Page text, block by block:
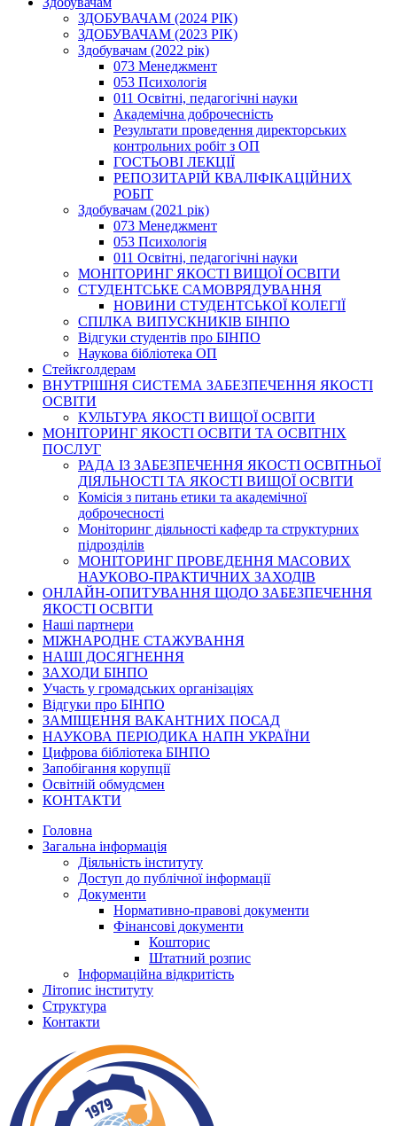
ЗДОБУВАЧАМ (2024 РІК)
ЗДОБУВАЧАМ (2023 РІК)
Здобувачам (2022 рік)
073 Менеджмент
053 Психологія
011 Освітні, педагогічні науки
Академічна доброчесність
Результати проведення директорських
контрольних робіт з ОП
ГОСТЬОВІ ЛЕКЦІЇ
РЕПОЗИТАРІЙ КВАЛІФІКАЦІЙНИХ
РОБІТ
Здобувачам (2021 рік)
073 Менеджмент
053 Психологія
011 Освітні, педагогічні науки
МОНІТОРИНГ ЯКОСТІ ВИЩОЇ ОСВІТИ
СТУДЕНТСЬКЕ САМОВРЯДУВАННЯ
НОВИНИ СТУДЕНТСЬКОЇ КОЛЕГІЇ
СПІЛКА ВИПУСКНИКІВ БІНПО
Відгуки студентів про БІНПО
Наукова бібліотека ОП
Стейкголдерам
ВНУТРІШНЯ СИСТЕМА ЗАБЕЗПЕЧЕННЯ ЯКОСТІ
ОСВІТИ
КУЛЬТУРА ЯКОСТІ ВИЩОЇ ОСВІТИ
МОНІТОРИНГ ЯКОСТІ ОСВІТИ ТА ОСВІТНІХ
ПОСЛУГ
РАДА ІЗ ЗАБЕЗПЕЧЕННЯ ЯКОСТІ ОСВІТНЬОЇ
ДІЯЛЬНОСТІ ТА ЯКОСТІ ВИЩОЇ ОСВІТИ
Комісія з питань етики та академічної
доброчесності
Моніторинг діяльності кафедр та структурних
підрозділів
МОНІТОРИНГ ПРОВЕДЕННЯ МАСОВИХ
НАУКОВО-ПРАКТИЧНИХ ЗАХОДІВ
ОНЛАЙН-ОПИТУВАННЯ ЩОДО ЗАБЕЗПЕЧЕННЯ
ЯКОСТІ ОСВІТИ
Наші партнери
МІЖНАРОДНЕ СТАЖУВАННЯ
НАШІ ДОСЯГНЕННЯ
ЗАХОДИ БІНПО
Участь у громадських організаціях
Відгуки про БІНПО
ЗАМІЩЕННЯ ВАКАНТНИХ ПОСАД
НАУКОВА ПЕРІОДИКА НАПН УКРАЇНИ
Цифрова бібліотека БІНПО
Запобігання корупції
Освітній обмудсмен
КОНТАКТИ
Головна
Загальна інформація
Діяльність інституту
Доступ до публічної інформації
Документи
Нормативно-правові документи
Фінансові документи
Кошторис
Штатний розпис
Інформаційна відкритість
Літопис інституту
Структура
Контакти